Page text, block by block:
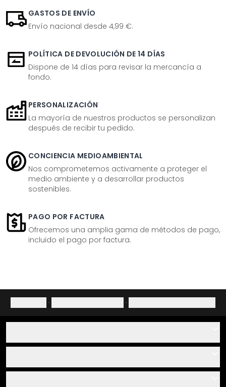
GASTOS DE ENVÍO
Envío nacional desde 4,99 €.
POLÍTICA DE DEVOLUCIÓN DE 14 DÍAS
Dispone de 14 días para revisar la mercancía a
fondo.
PERSONALIZACIÓN
La mayoría de nuestros productos se personalizan
después de recibir tu pedido.
CONCIENCIA MEDIOAMBIENTAL
Nos comprometemos activamente a proteger el
medio ambiente y a desarrollar productos
sostenibles.
PAGO POR FACTURA
Ofrecemos una amplia gama de métodos de pago,
incluido el pago por factura.
· ·
Sobre nosotros